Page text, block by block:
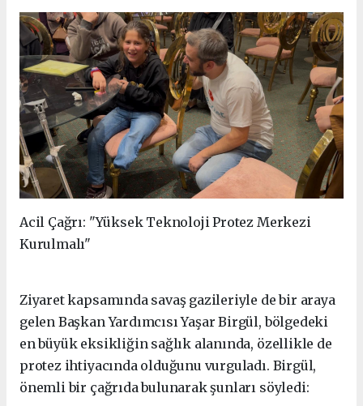
Acil Çağrı: "Yüksek Teknoloji Protez Merkezi
Kurulmalı"
Ziyaret kapsamında savaş gazileriyle de bir araya
gelen Başkan Yardımcısı Yaşar Birgül, bölgedeki
en büyük eksikliğin sağlık alanında, özellikle de
protez ihtiyacında olduğunu vurguladı. Birgül,
önemli bir çağrıda bulunarak şunları söyledi: